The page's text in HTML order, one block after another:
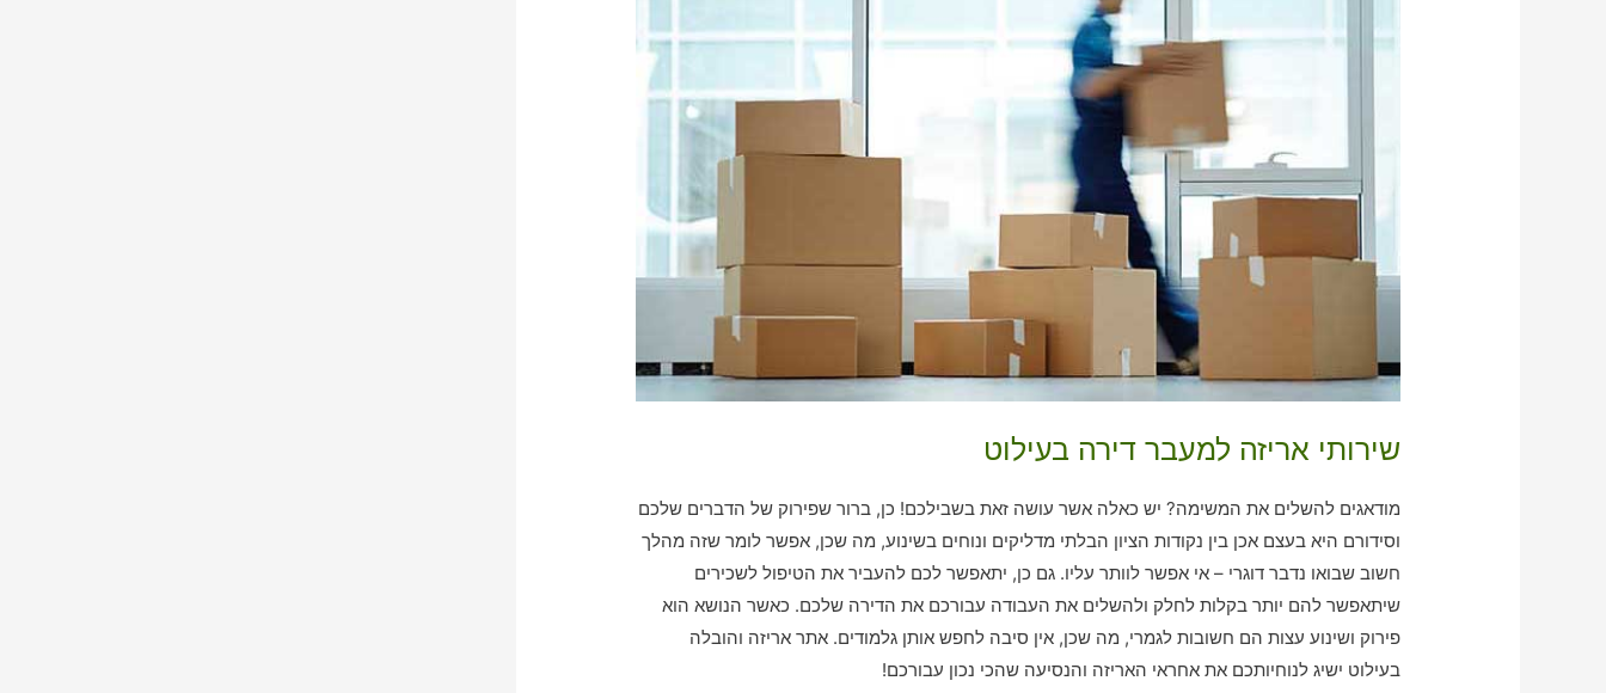
שירותי אריזה למעבר דירה בעילוט
מודאגים להשלים את המשימה? יש כאלה אשר עושה זאת בשבילכם! כן, ברור שפירוק של הדברים שלכם
וסידורם היא בעצם אכן בין נקודות הציון הבלתי מדליקים ונוחים בשינוע, מה שכן, אפשר לומר שזה מהלך
חשוב שבואו נדבר דוגרי – אי אפשר לוותר עליו. גם כן, יתאפשר לכם להעביר את הטיפול לשכירים
שיתאפשר להם יותר בקלות לחלק ולהשלים את העבודה עבורכם את הדירה שלכם. כאשר הנושא הוא
פירוק ושינוע עצות הם חשובות לגמרי, מה שכן, אין סיבה לחפש אותן גלמודים. אתר אריזה והובלה
בעילוט ישיג לנוחיותכם את אחראי האריזה והנסיעה שהכי נכון עבורכם!